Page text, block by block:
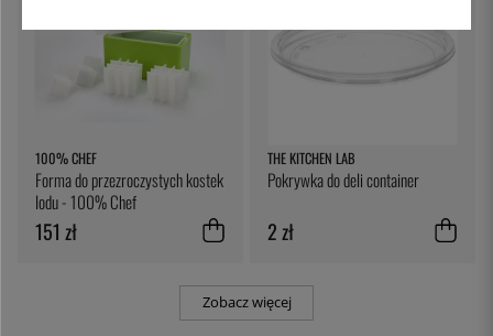
100% CHEF
Forma do przezroczystych kostek
lodu - 100% Chef
151 zł
THE KITCHEN LAB
Pokrywka do deli container
2 zł
Zobacz więcej